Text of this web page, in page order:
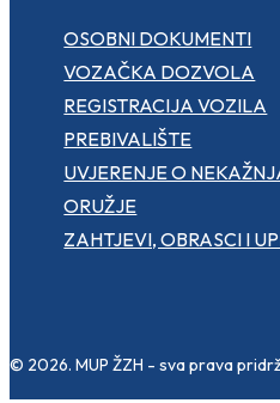
OSOBNI DOKUMENTI
VOZAČKA DOZVOLA
REGISTRACIJA VOZILA
PREBIVALIŠTE
UVJERENJE O
ORUŽJE
ZAHTJEVI, OBRASCI I
© 2026. MUP ŽZH - sva prava